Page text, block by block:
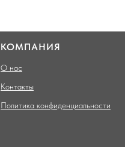
КОМПАНИЯ
О нас
Контакты
Политика конфиденциальности